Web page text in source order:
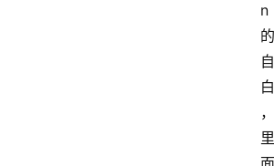
n
的
自
白
，
里